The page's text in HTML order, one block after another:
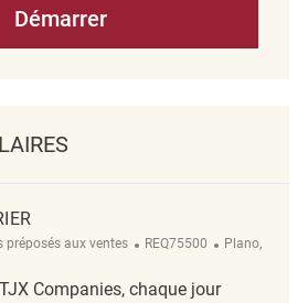
Démarrer
préposés aux ventes ReqId
REQ75500 Emplacement
Plano,
Companies, chaque jour